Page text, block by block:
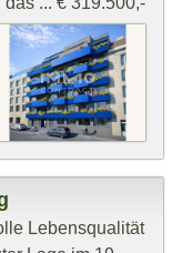
Lebensqualität